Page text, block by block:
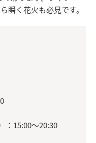
瞬く花火も必見です。
：15:00～20:30